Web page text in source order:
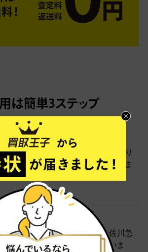
は簡単3ステップ
- FLOW -
STEP1 お申込み・梱包
ネットでお申込みしたら、箱に売り
たい商品をいろいろ詰めて梱包しま
す。
STEP2 発送
送料無料でご自宅から発送！佐川急
便がご自宅まで引き取りに伺いま